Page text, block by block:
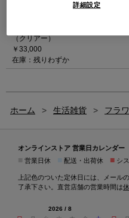
（クリアー）
￥33,000
在庫：残りわずか
ホーム > 生活雑貨 > フラ
オンラインストア 営業日カレンダー
営業日休 配送・出荷休 ■ シ
上記色のついた定休日には、メール
了承下さい。直営店舗の営業時間は
2026 / 8
詳細設定